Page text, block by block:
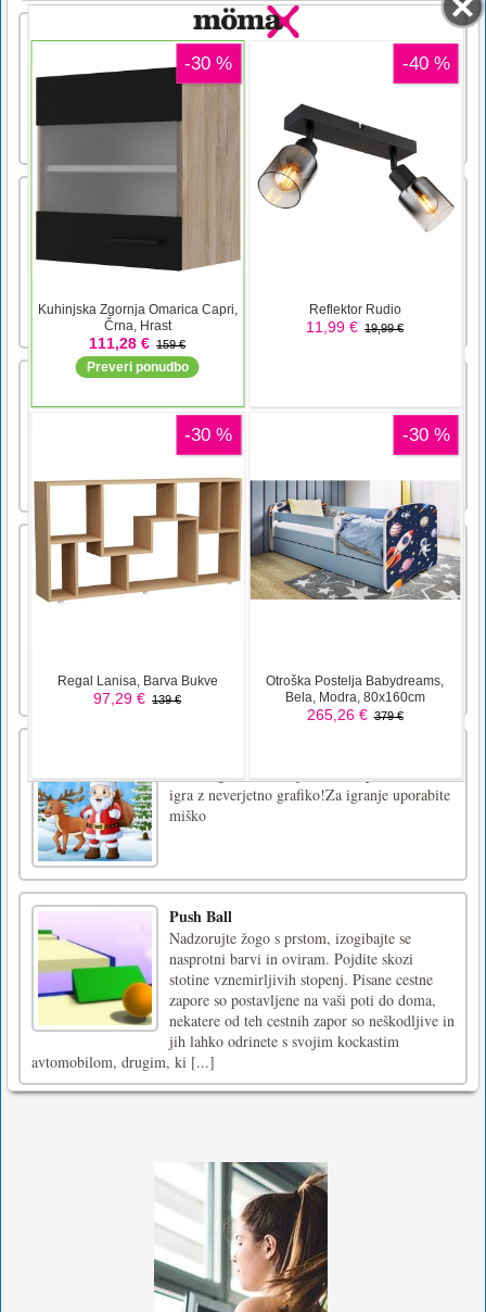
Črno-beli Mahjong
Pasijans Mahjong z zasukom. Združite črno
ploščico in belo ploščico z istim simbolom.
Lahko kombinirate samo brezplačne ploščice.
Rezina z gumijastim trakom
Končno zadovoljstvo, ki izhaja iz rezanja in
rezanja gumijastega traku, je drugačno od
česar koli drugega. Prerežite gumico, ki je
ASMR, ki sprosti vaš um.Uporabite miško za
igranje
Sanjska poročna obleka gor
Vaša poročna kolekcija iz sanj je tukaj.
Izberite poročne obleke in dodatke zanjo na
eleganten način in naj bo videti čudovito
Visoke pete 2
Ali je pravilno reči, da ste pripravljeni na
najboljšo igro z visokimi petami SVOJO?
sredstva! Obstajajo tirnice, kjer morate
razširiti noge in drset [...]
Xmas Jigsaw Puzzle je zabavna priložnostna
igra z neverjetno grafiko!Za igranje uporabite
miško
Push Ball
Nadzorujte žogo s prstom, izogibajte se
nasprotni barvi in oviram. Pojdite skozi
stotine vznemirljivih stopenj. Pisane cestne
zapore so postavljene na vaši poti do doma,
nekatere od teh cestnih zapor so neškodljive in
jih lahko odrinete s svojim kockastim
avtomobilom, drugim, ki [...]